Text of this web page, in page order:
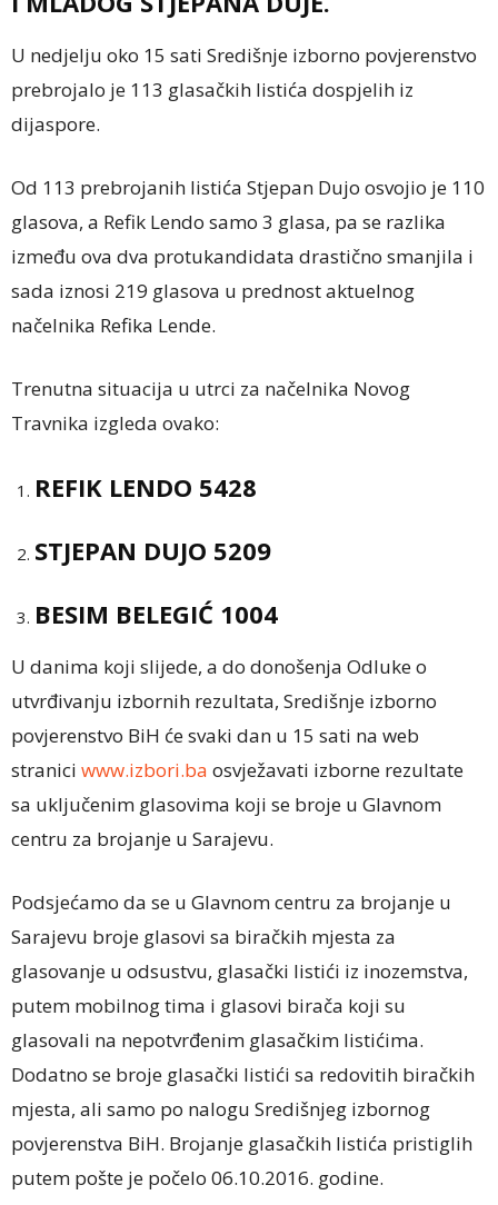
U nedjelju oko 15 sati Središnje izborno povjerenstvo
prebrojalo je 113 glasačkih listića dospjelih iz
dijaspore.
Od 113 prebrojanih listića Stjepan Dujo osvojio je 110
glasova, a Refik Lendo samo 3 glasa, pa se razlika
između ova dva protukandidata drastično smanjila i
sada iznosi 219 glasova u prednost aktuelnog
načelnika Refika Lende.
Trenutna situacija u utrci za načelnika Novog
Travnika izgleda ovako:
REFIK LENDO 5428
STJEPAN DUJO 5209
BESIM BELEGIĆ 1004
U danima koji slijede, a do donošenja Odluke o
utvrđivanju izbornih rezultata, Središnje izborno
povjerenstvo BiH će svaki dan u 15 sati na web
stranici www.izbori.ba osvježavati izborne rezultate
sa uključenim glasovima koji se broje u Glavnom
centru za brojanje u Sarajevu.
Podsjećamo da se u Glavnom centru za brojanje u
Sarajevu broje glasovi sa biračkih mjesta za
glasovanje u odsustvu, glasački listići iz inozemstva,
putem mobilnog tima i glasovi birača koji su
glasovali na nepotvrđenim glasačkim listićima.
Dodatno se broje glasački listići sa redovitih biračkih
mjesta, ali samo po nalogu Središnjeg izbornog
povjerenstva BiH. Brojanje glasačkih listića pristiglih
putem pošte je počelo 06.10.2016. godine.